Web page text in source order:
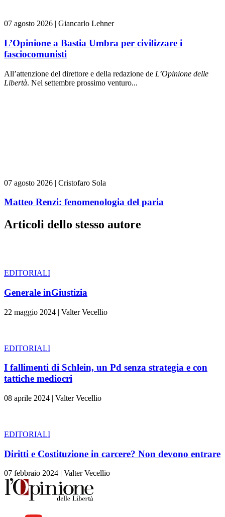
07 agosto 2026 | Giancarlo Lehner
L’Opinione a Bastia Umbra per civilizzare i
fasciocomunisti
All’attenzione del direttore e della redazione de L’Opinione delle
Libertà. Nel settembre prossimo venturo...
07 agosto 2026 | Cristofaro Sola
Matteo Renzi: fenomenologia del paria
Articoli dello stesso autore
EDITORIALI
Generale inGiustizia
22 maggio 2024 | Valter Vecellio
EDITORIALI
I fallimenti di Schlein, un Pd senza strategia e con
tattiche mediocri
08 aprile 2024 | Valter Vecellio
EDITORIALI
Diritti e Costituzione in carcere? Non devono entrare
07 febbraio 2024 | Valter Vecellio